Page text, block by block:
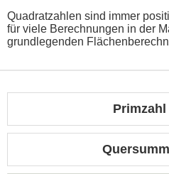
Quadratzahlen sind immer
für viele Berechnungen in der
grundlegenden
Primzahl